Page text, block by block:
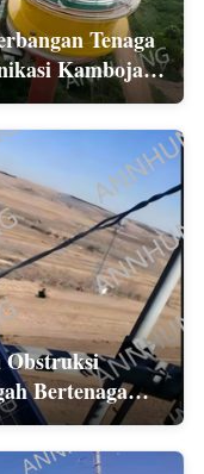
Tenaga
Kamboja
Obstruksi
Bertenaga